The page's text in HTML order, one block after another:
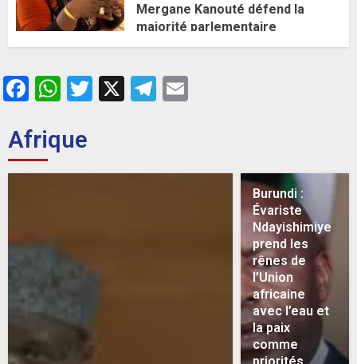
Mergane Kanouté défend la
majorité parlementaire
26 MAI 2026 0
Facebook
WhatsApp
Twitter
X Telegram
Afrique
Burundi :
Évariste
Ndayishimiye
prend les
rênes de
l’Union
africaine
avec l’eau et
la paix
comme